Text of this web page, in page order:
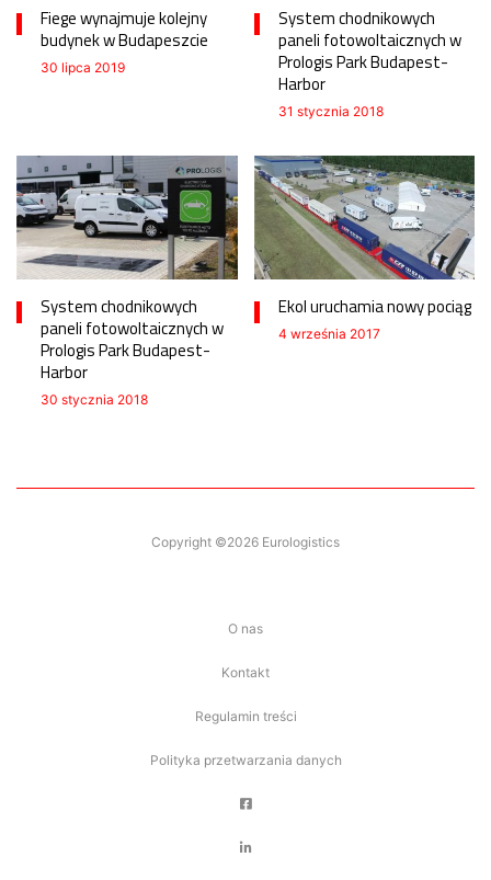
Fiege wynajmuje kolejny
budynek w Budapeszcie
30 lipca 2019
System chodnikowych
paneli fotowoltaicznych w
Prologis Park Budapest-
Harbor
31 stycznia 2018
System chodnikowych
paneli fotowoltaicznych w
Prologis Park Budapest-
Harbor
30 stycznia 2018
Ekol uruchamia nowy pociąg
4 września 2017
Copyright ©2026 Eurologistics
O nas
Kontakt
Regulamin treści
Polityka przetwarzania danych